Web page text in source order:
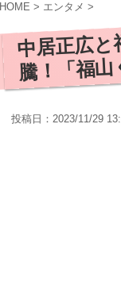
HOME > エンタメ >
中居正広
騰！「福
投稿日：2023/11/29